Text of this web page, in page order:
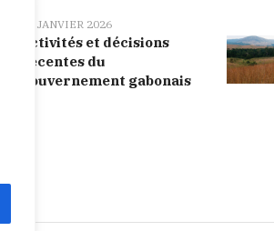
27 JANVIER 2026
Activités et décisions
récentes du
gouvernement gabonais